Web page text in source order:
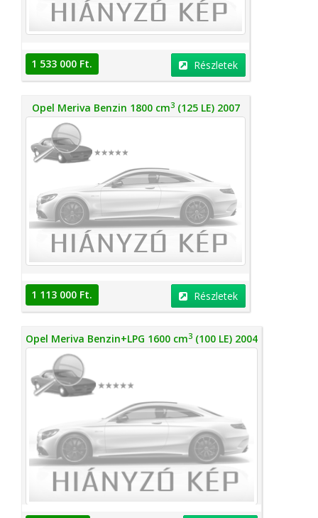
1 533 000 Ft. Részletek
Opel Meriva Benzin 1800 cm3(125 LE) 2007
1 113 000 Ft. Részletek
Opel Meriva Benzin+LPG 1600 cm3 (100 LE) 2004